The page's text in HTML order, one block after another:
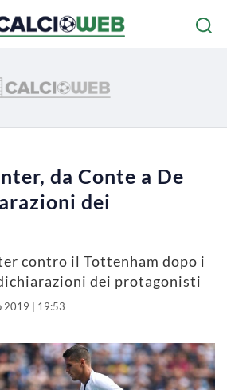
da Conte a De
dei
contro il Tottenham dopo i
dei protagonisti
2019 | 19:53